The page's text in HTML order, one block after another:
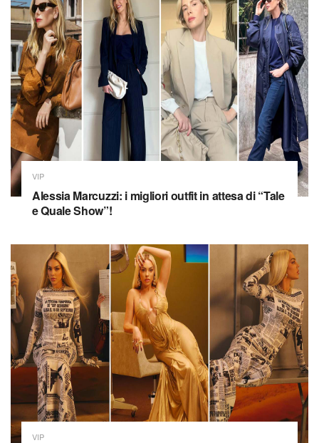
VIP
Alessia Marcuzzi: i migliori outfit in attesa di “Tale
e Quale Show”!
VIP